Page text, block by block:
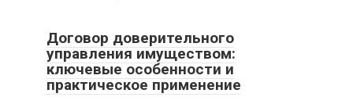
Договор доверительного
управления имуществом:
ключевые особенности и
практическое применение